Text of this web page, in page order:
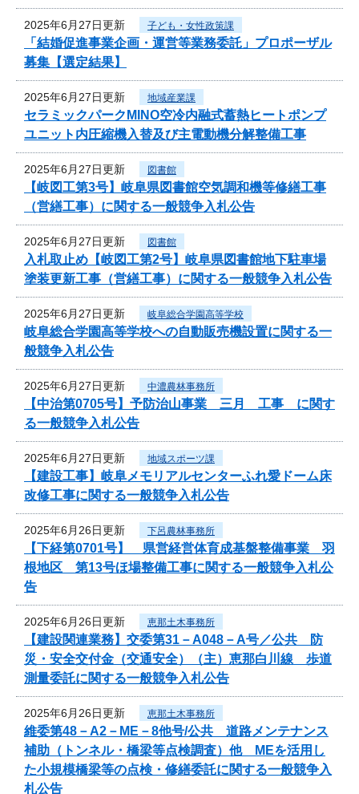
2025年6月27日更新 子ども・女性政策課
「結婚促進事業企画・運営等業務委託」プロポーザル
募集【選定結果】
2025年6月27日更新 地域産業課
セラミックパークMINO空冷内融式蓄熱ヒートポンプ
ユニット内圧縮機入替及び主電動機分解整備工事
2025年6月27日更新 図書館
【岐図工第3号】岐阜県図書館空気調和機等修繕工事
（営繕工事）に関する一般競争入札公告
2025年6月27日更新 図書館
入札取止め【岐図工第2号】岐阜県図書館地下駐車場
塗装更新工事（営繕工事）に関する一般競争入札公告
2025年6月27日更新 岐阜総合学園高等学校
岐阜総合学園高等学校への自動販売機設置に関する一
般競争入札公告
2025年6月27日更新 中濃農林事務所
【中治第0705号】予防治山事業 三月 工事 に関す
る一般競争入札公告
2025年6月27日更新 地域スポーツ課
【建設工事】岐阜メモリアルセンターふれ愛ドーム床
改修工事に関する一般競争入札公告
2025年6月26日更新 下呂農林事務所
【下経第0701号】 県営経営体育成基盤整備事業 羽
根地区 第13号ほ場整備工事に関する一般競争入札公
告
2025年6月26日更新 恵那土木事務所
【建設関連業務】交委第31－A048－A号／公共 防
災・安全交付金（交通安全）（主）恵那白川線 歩道
測量委託に関する一般競争入札公告
2025年6月26日更新 恵那土木事務所
維委第48－A2－ME－8他号/公共 道路メンテナンス
補助（トンネル・橋梁等点検調査）他 MEを活用し
た小規模橋梁等の点検・修繕委託に関する一般競争入
札公告